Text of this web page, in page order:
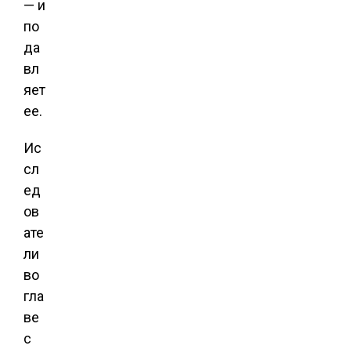
— и
по
да
вл
яет
ее.
Ис
сл
ед
ов
ате
ли
во
гла
ве
с